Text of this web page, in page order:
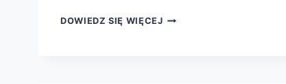
DOWIEDZ SIĘ WIĘCEJFERIE